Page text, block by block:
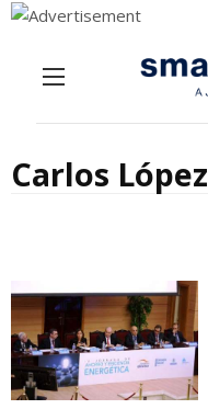
Carlos López